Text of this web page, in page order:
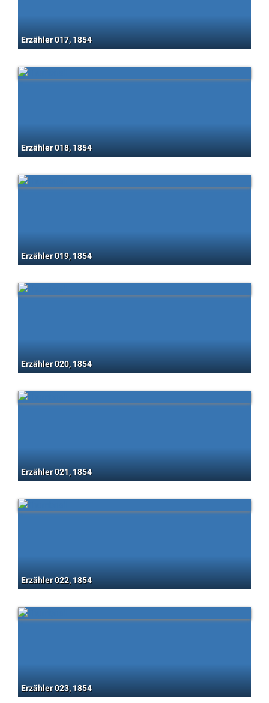
Erzähler 017, 1854
Erzähler 018, 1854
Erzähler 019, 1854
Erzähler 020, 1854
Erzähler 021, 1854
Erzähler 022, 1854
Erzähler 023, 1854